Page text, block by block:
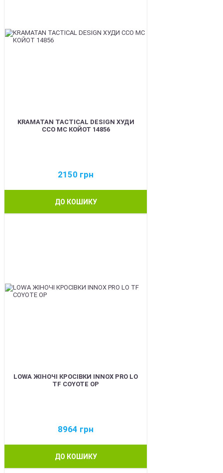
KRAMATAN TACTICAL DESIGN ХУДИ
ССО МС КОЙОТ 14856
2150 грн
ДО КОШИКУ
LOWA ЖІНОЧІ КРОСІВКИ INNOX PRO LO
TF COYOTE OP
8964 грн
ДО КОШИКУ